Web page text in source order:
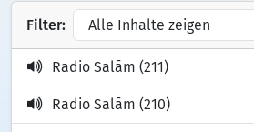
Filter:
Radio Salām (211)
Radio Salām (210)